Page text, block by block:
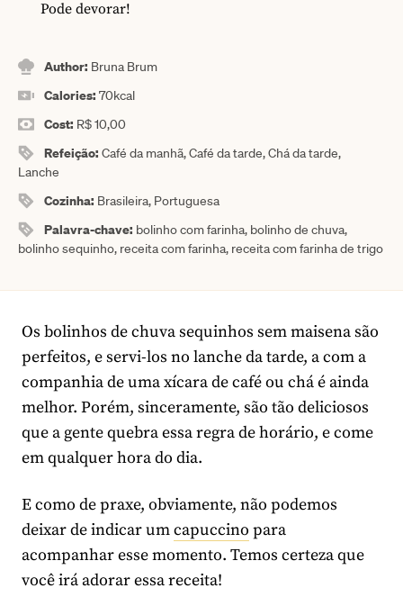
Pode devorar!
Author: Bruna Brum
Calories:70kcal
Cost: R$ 10,00
Refeição:Café da manhã, Café da tarde, Chá da tarde,
Lanche
Cozinha: Brasileira, Portuguesa
Palavra-chave: bolinho com farinha, bolinho de chuva,
bolinho sequinho, receita com farinha, receita com farinha de trigo
Os bolinhos de chuva sequinhos sem maisena são
perfeitos, e servi-los no lanche da tarde, a com a
companhia de uma xícara de café ou chá é ainda
melhor. Porém, sinceramente, são tão deliciosos
que a gente quebra essa regra de horário, e come
em qualquer hora do dia.
E como de praxe, obviamente, não podemos
deixar de indicar umcapuccino para
acompanhar esse momento. Temos certeza que
você irá adorar essa receita!